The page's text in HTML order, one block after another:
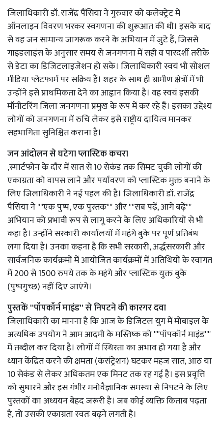
जिलाधिकारी डॉ. राजेंद्र पैंसिया ने गुरुवार को कलेक्ट्रेट में
ऑनलाइन विवरण भरकर स्वगणना की शुरूआत की थी। इसके बाद
से वह जन सामान्य जागरूक करने के अभियान में जुटे हैं, जिससे
गाइडलाइंस के अनुसार समय से जनगणना में सही व पारदर्शी तरीके
से डेटा का डिजिटलाइजेशन हो सके। जिलाधिकारी स्वयं भी सोशल
मीडिया प्लेटफार्म पर सक्रिय हैं। शहर के साथ ही ग्रामीण क्षेत्रों में भी
उन्होंने इसे प्राथमिकता देने का आह्वान किया है। वह स्वयं इसकी
मॉनीटरिंग जिला जनगणना प्रमुख के रूप में कर रहे हैं। इसका उद्देश्य
लोगों को जनगणना में रुचि लेकर इसे राष्ट्रीय दायित्व मानकर
सहभागिता सुनिश्चित कराना है।
जन आंदोलन से घटेगा प्लास्टिक कचरा
,स्मार्टफोन के दौर में सात से 10 सेकंड तक सिमट चुकी लोगों की
एकाग्रता को वापस लाने और पर्यावरण को प्लास्टिक मुक्त बनाने के
लिए जिलाधिकारी ने नई पहल की है। जिलाधिकारी डॉ. राजेंद्र
पैंसिया ने ''''एक पुष्प, एक पुस्तक'''' और ''''सब पढ़ें, आगे बढ़ें''''
अभियान को प्रभावी रूप से लागू करने के लिए अधिकारियों से भी
कहा है। उन्होंने सरकारी कार्यालयों में महंगे बुके पर पूर्ण प्रतिबंध
लगा दिया है। उनका कहना है कि सभी सरकारी, अर्द्धसरकारी और
सार्वजनिक कार्यक्रमों में आयोजित कार्यक्रमों में अतिथियों के स्वागत
में 200 से 1500 रुपये तक के महंगे और प्लास्टिक युक्त बुके
(पुष्पगुच्छ) नहीं दिए जाएंगे।
पुस्तकें ''पॉपकॉर्न माइंड'' से निपटने की कारगर दवा
जिलाधिकारी का मानना है कि आज के डिजिटल युग में मोबाइल के
अत्यधिक उपयोग ने आम आदमी के मस्तिष्क को ''''पॉपकॉर्न माइंड''''
में तब्दील कर दिया है। लोगों में स्थिरता का अभाव हो गया है और
ध्यान केंद्रित करने की क्षमता (कंसंट्रेशन) घटकर महज सात, आठ या
10 सेकंड से लेकर अधिकतम एक मिनट तक रह गई है। इस प्रवृत्ति
को सुधारने और इस गंभीर मनोवैज्ञानिक समस्या से निपटने के लिए
पुस्तकों का अध्ययन बेहद जरूरी है। जब कोई व्यक्ति किताब पढ़ता
है, तो उसकी एकाग्रता स्वतः बढ़ने लगती है।